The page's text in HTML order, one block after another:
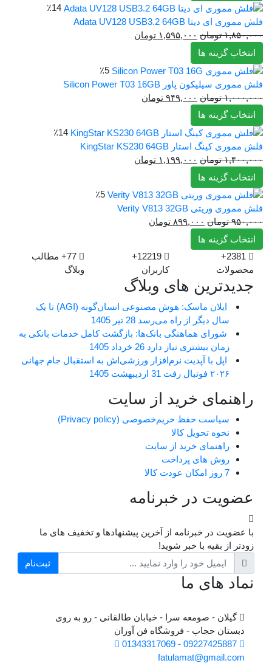
بود.
٪14
فلش مموری ای دیتا Adata UV128 USB3.2 64GB
۱,۸۵۰,۰۰۰ تومانقیمت
اصلی:
بود.
۱,۵۹۵,۰۰۰ تومانقیمت
انتخاب گزینه ها
٪5
فلش مموری سیلیکون پاور Silicon Power T03 16GB
۱,۰۰۰,۰۰۰ تومانقیمت
اصلی:
بود.
۹۴۹,۰۰۰ تومانقیمت
انتخاب گزینه ها
٪14
فلش مموری کینگ استار KingStar KS230 64GB
۱,۴۰۰,۰۰۰ تومانقیمت
اصلی:
بود.
۱,۱۹۹,۰۰۰ تومانقیمت
انتخاب گزینه ها
٪5
فلش مموری وریتی Verity V813 32GB
۹۵۰,۰۰۰ تومانقیمت
اصلی:
۸۹۹,۰۰۰ تومانقیمت
انتخاب گزینه ها
2381+
محصولات
12219+
کاربران
77+
مطالب
وبلاگ
جدیدترین های وبلاگ
ایلان ماسک: هوش مصنوعی انسان‌گونه (AGI) تا یک
سال دیگر از راه می‌رسد28 تیر 1405
شورای هماهنگی بانک‌ها: بازگشت کامل خدمات بانکی به
زمان بیشتری نیاز دارد 26 خرداد 1405
اپل با آپدیت نرم‌افزار ورزشی‌اش به استقبال جام جهانی
۲۰۲۶ فوتبال رفت
31 اردیبهشت 1405
راهنمای خرید از سایت
سیاست حفظ حریم‌خصوصی (Privacy policy)
نحوه تحویل کالا
راهنمای خرید از سایت
روش های پرداخت
7 روز امکان عودت کالا
عضویت در خبرنامه
با عضویت در خبرنامه از آخرین پیشنهادها و تخفیف های ما
زودتر از بقیه با خبر شوید!
ثبت‌نام
نماد های ما
گیلان - صومعه سرا - خیابان طالقانی - رو به روی
دبستان حجاب - فروشگاه فن آوران
09227425887 - 01343317069
fatulamat@gmail.com